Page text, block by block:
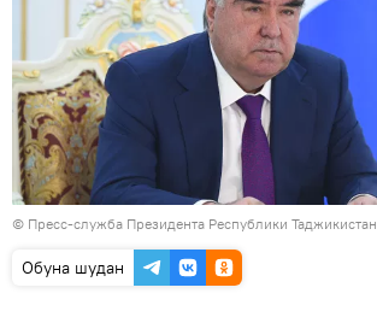
© Пресс-служба Президента Республики Таджикистан
Обуна шудан